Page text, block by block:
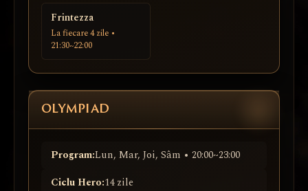
Frintezza
La fiecare 4 zile •
21:30~22:00
OLYMPIAD
Program:Lun, Mar, Joi, Sâm • 20:00~23:00
Ciclu Hero:14 zile